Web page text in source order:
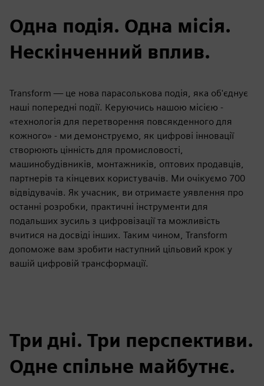
Одна подія. Одна місія.
Нескінченний вплив.
Transform — це нова парасолькова подія, яка об'єднує
наші попередні події. Керуючись нашою місією -
«технологія для перетворення повсякденного для
кожного» - ми демонструємо, як цифрові інновації
створюють цінність для промисловості,
машинобудівників, монтажників, оптових продавців,
партнерів та кінцевих користувачів. Ми очікуємо 700
відвідувачів. Як учасник, ви отримаєте уявлення про
останні розробки, практичні інструменти для
подальших зусиль з цифровізації та можливість
вчитися на досвіді інших. Таким чином, Transform
допоможе вам зробити наступний цільовий крок у
вашій цифровій трансформації.
Три дні. Три перспективи.
Одне спільне майбутнє.